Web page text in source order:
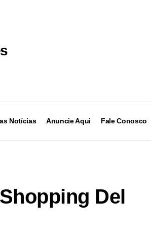
Notícias Anuncie Aqui Fale Conosco
Del